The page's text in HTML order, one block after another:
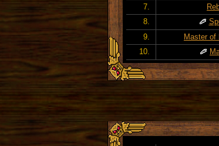
7.
8.
9.
Master of
10.